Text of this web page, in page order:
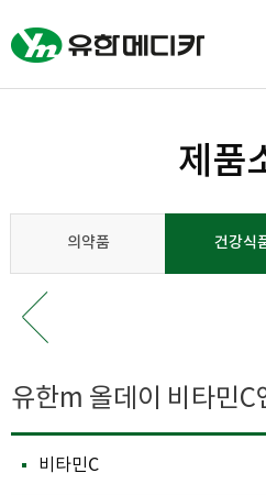
제품
의약품 건강식
유한m 올데이 비타민C
비타민C